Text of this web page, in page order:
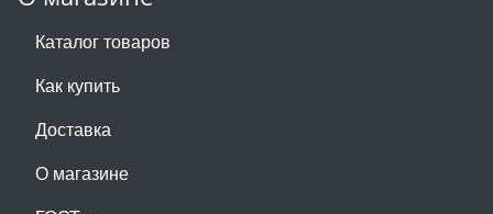
Каталог товаров
Как купить
Доставка
О магазине